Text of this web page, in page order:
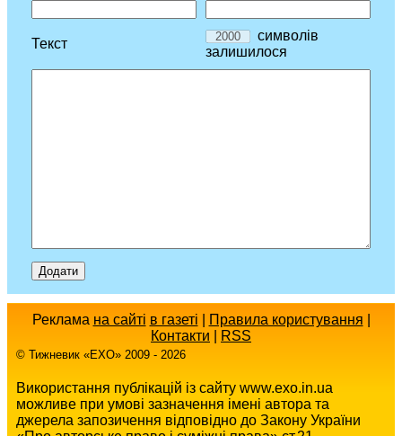
Текст
символів
залишилося
Реклама на сайті в газеті Правила користування
Контакти
RSS
© Тижневик «EХO» 2009 - 2026
Використання публікацій із сайту www.exo.in.ua
можливе при умові зазначення імені автора та
джерела запозичення відповідно до Закону України